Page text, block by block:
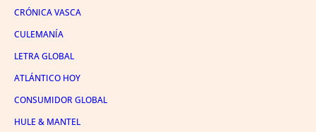
CRÓNICA VASCA
CULEMANÍA
LETRA GLOBAL
ATLÁNTICO HOY
CONSUMIDOR GLOBAL
HULE & MANTEL